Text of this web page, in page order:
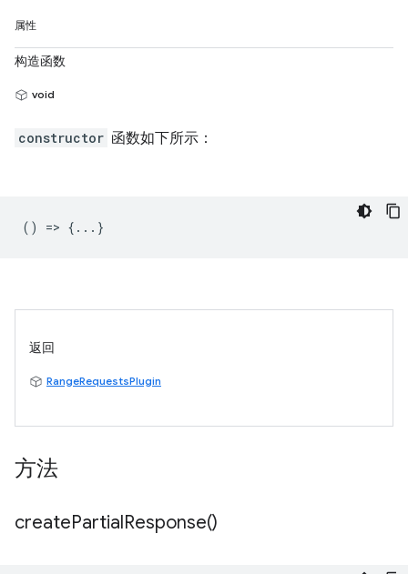
属性
构造函数
void
constructor 函数如下所示：
() => {...}
返回
RangeRequestsPlugin
方法
createPartialResponse()